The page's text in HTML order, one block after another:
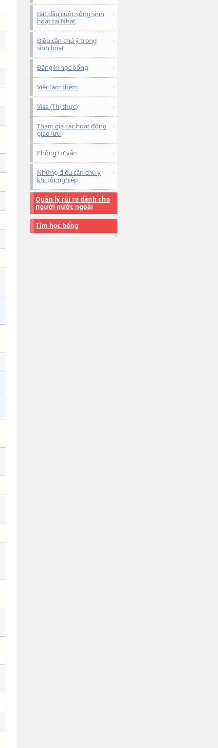
Bắt đầu cuộc sống sinh
hoạt tại Nhật
Điều cần chú ý trong
sinh hoạt
Đăng kí học bổng
Việc làm thêm
Visa (Thị thực)
Tham gia các hoạt động
giao lưu
Phòng tư vấn
Những điều cần chú ý
khi tốt nghiệp
Quản lý rủi ro dành cho
người nước ngoài
Tìm học bổng